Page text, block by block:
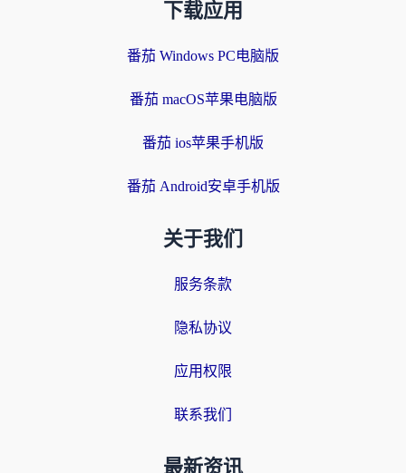
下载应用
番茄 Windows PC电脑版
番茄 macOS苹果电脑版
番茄 ios苹果手机版
番茄 Android安卓手机版
关于我们
服务条款
隐私协议
应用权限
联系我们
最新资讯